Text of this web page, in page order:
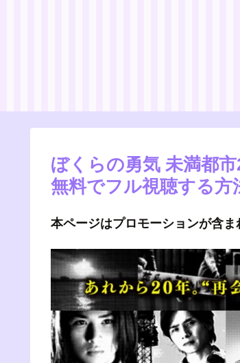
ぼくらの勇気 未満都
無料でフル視聴する方
本ページはプロモーションが含ま